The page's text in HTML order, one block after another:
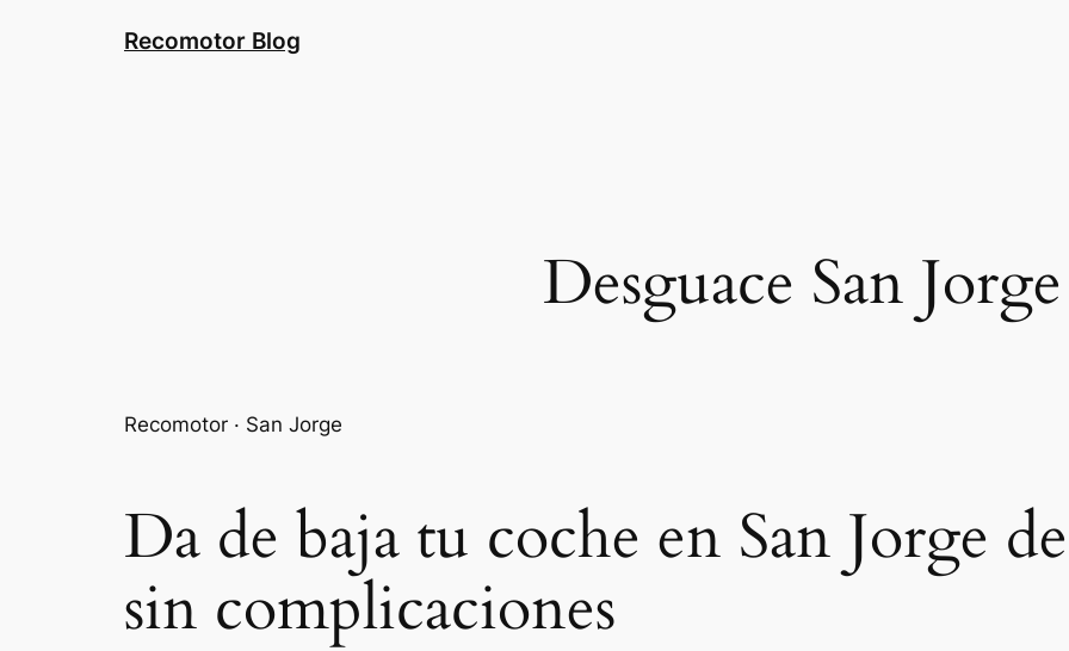
Recomotor Blog
Desguace San Jorge
Recomotor · San Jorge
Da de baja tu coche en San Jorge
sin complicaciones